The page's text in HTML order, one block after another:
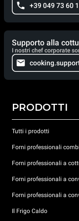
+39 049 73 60
Supporto alla
I nostri chef corporate
PRODOTTI
Tutti i prodotti
Forni professionali
Forni professionali a
Forni professionali a
Forni professionali a
Il Frigo Caldo